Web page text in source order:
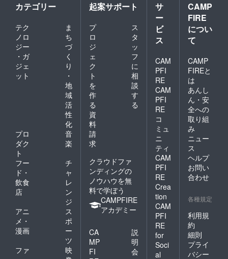
カテゴリー
テク
ノロ
ジー
・ガ
ジェ
ット
ま
ち
づ
く
り
・
地
域
活
性
化
プロ
ダク
ト
音
楽
フー
ド・
飲食
店
チ
ャ
レ
ン
ジ
アニ
メ・
漫画
ス
ポ
ー
ツ
ファ
映
起案サポート
プ
ロ
ジ
ェ
ク
ト
を
作
る
ス
タ
ッ
フ
に
相
談
す
る
資
料
請
求
クラウドファ
ンディングの
ノウハウを無
料で学ぼう
CAMPFIRE
アカデミー
CA
MP
FI
説
明
会
サ
ー
ビ
ス
CAM
PFI
RE
CAM
PFI
RE
コ
ミュ
ニ
ティ
CAM
PFI
RE
Crea
tion
CAM
PFI
RE
for
Soci
al
CAMP
FIRE
につい
て
CAMP
FIREと
は
あんし
ん・安
全への
取り組
み
ニュー
ス
ヘルプ
お問い
合わせ
各種規定
利用規
約
細則
プライ
バシー